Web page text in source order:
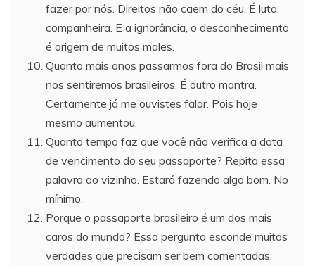
fazer por nós. Direitos não caem do céu. É luta,
companheira. E a ignorância, o desconhecimento
é origem de muitos males.
Quanto mais anos passarmos fora do Brasil mais
nos sentiremos brasileiros. É outro mantra.
Certamente já me ouvistes falar. Pois hoje
mesmo aumentou.
Quanto tempo faz que você não verifica a data
de vencimento do seu passaporte? Repita essa
palavra ao vizinho. Estará fazendo algo bom. No
mínimo.
Porque o passaporte brasileiro é um dos mais
caros do mundo? Essa pergunta esconde muitas
verdades que precisam ser bem comentadas,